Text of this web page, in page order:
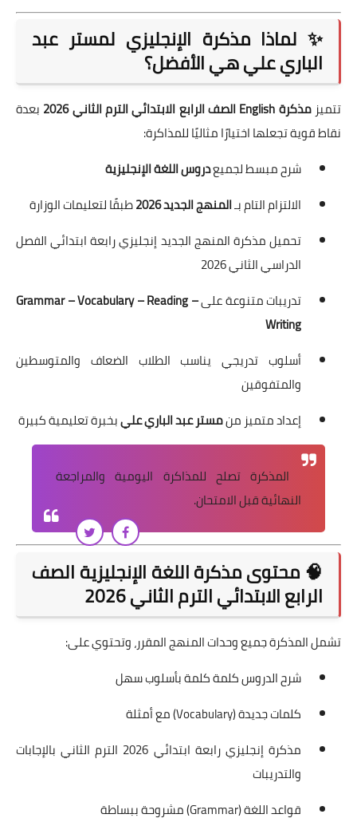
✨ لماذا مذكرة الإنجليزي لمستر عبد
الباري علي هي الأفضل؟
تتميزمذكرة English الصف الرابع الابتدائي الترم الثاني 2026
بعدة
نقاط قوية تجعلها اختيارًا مثاليًا للمذاكرة:
شرح مبسط لجميعدروس اللغة الإنجليزية
الالتزام التام بـالمنهج الجديد 2026
طبقًا لتعليمات الوزارة
تحميل مذكرة المنهج الجديد إنجليزي رابعة ابتدائي الفصل
الدراسي الثاني 2026
تدريبات متنوعة علىGrammar – Vocabulary – Reading –
Writing
أسلوب تدريجي يناسب الطلاب الضعاف والمتوسطين
والمتفوقين
إعداد متميز منمستر عبد الباري عليبخبرة تعليمية كبيرة
المذكرة تصلح للمذاكرة اليومية والمراجعة
النهائية قبل الامتحان.
🧠 محتوى مذكرة اللغة الإنجليزية الصف
الرابع الابتدائي الترم الثاني 2026
تشمل المذكرة جميع وحدات المنهج المقرر، وتحتوي على:
شرح الدروس كلمة كلمة بأسلوب سهل
كلمات جديدة (Vocabulary) مع أمثلة
مذكرة إنجليزي رابعة ابتدائي 2026 الترم الثاني بالإجابات
والتدريبات
قواعد اللغة (Grammar) مشروحة ببساطة